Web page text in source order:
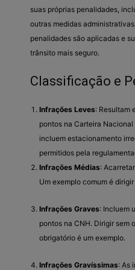
suas próprias penalidades,
outras medidas
penalidades são aplicadas e
trânsito mais seguro.
Classificação e
Infrações Leves: Resultam
pontos na Carteira
incluem estacionamento
permitidos pela
Infrações Médias:
Um exemplo comum é
Infrações Graves: Incluem
pontos na CNH. Dirigir sem
obrigatório é um exemplo.
Infrações Gravíssimas: As